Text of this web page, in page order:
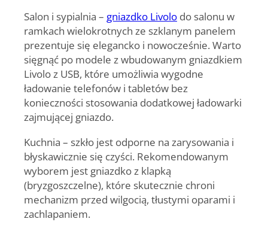
Salon i sypialnia – gniazdko Livolo do salonu w
ramkach wielokrotnych ze szklanym panelem
prezentuje się elegancko i nowocześnie. Warto
sięgnąć po modele z wbudowanym gniazdkiem
Livolo z USB, które umożliwia wygodne
ładowanie telefonów i tabletów bez
konieczności stosowania dodatkowej ładowarki
zajmującej gniazdo.
Kuchnia – szkło jest odporne na zarysowania i
błyskawicznie się czyści. Rekomendowanym
wyborem jest gniazdko z klapką
(bryzgoszczelne), które skutecznie chroni
mechanizm przed wilgocią, tłustymi oparami i
zachlapaniem.